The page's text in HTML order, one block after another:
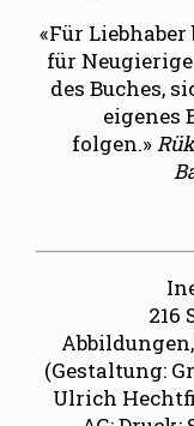
«Für
für
des Buches,
eigenes
folgen.»
216
(Gestaltung:
Ulrich